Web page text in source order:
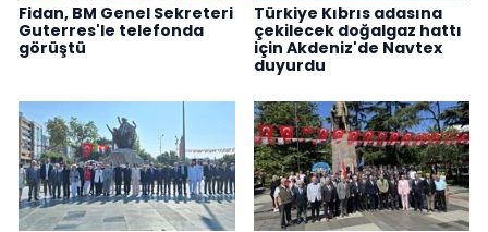
Fidan, BM Genel Sekreteri
Guterres'le telefonda
görüştü
Türkiye Kıbrıs adasına
çekilecek doğalgaz hattı
için Akdeniz'de Navtex
duyurdu